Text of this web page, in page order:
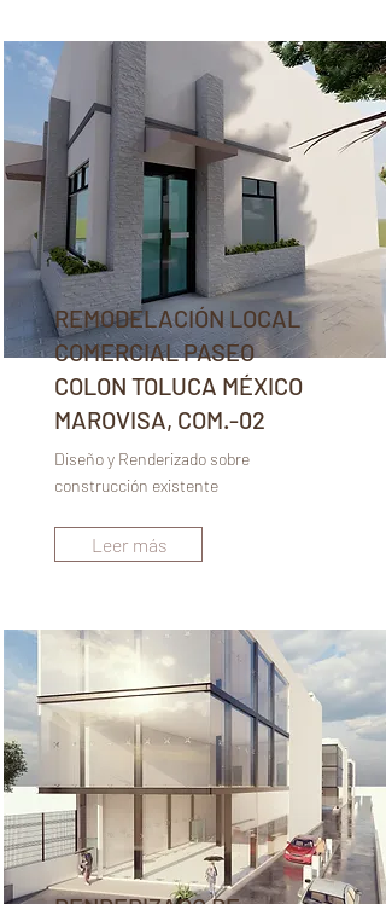
REMODELACIÓN LOCAL
COMERCIAL PASEO
COLON TOLUCA MÉXICO
MAROVISA, COM.-02
Diseño y Renderizado sobre
construcción existente
Leer más